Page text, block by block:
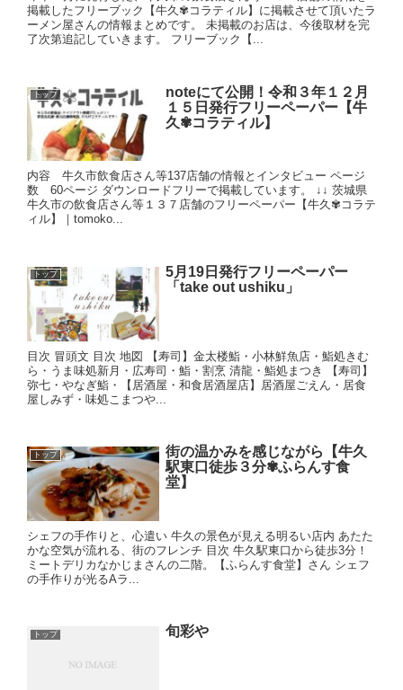
掲載したフリーブック【牛久✾コラティル】に掲載させて頂いたラ
ーメン屋さんの情報まとめです。 未掲載のお店は、今後取材を完
了次第追記していきます。 フリーブック【...
トップ
noteにて公開！令和３年１２月
１５日発行フリーペーパー【牛
久✾コラティル】
内容 牛久市飲食店さん等137店舗の情報とインタビュー ページ
数 60ページ ダウンロードフリーで掲載しています。 ↓↓ 茨城県
牛久市の飲食店さん等１３７店舗のフリーペーパー【牛久✾コラテ
ィル】｜tomoko...
トップ
5月19日発行フリーペーパー
「take out ushiku」
目次 冒頭文 目次 地図 【寿司】金太楼鮨・小林鮮魚店・鮨処きむ
ら・うま味処新月・広寿司・鮨・割烹 清龍・鮨処まつき 【寿司】
弥七・やなぎ鮨・【居酒屋・和食居酒屋店】居酒屋ごえん・居食
屋しみず・味処こまつや...
トップ
街の温かみを感じながら【牛久
駅東口徒歩３分✾ふらんす食
堂】
シェフの手作りと、心遣い 牛久の景色が見える明るい店内 あたた
かな空気が流れる、街のフレンチ 目次 牛久駅東口から徒歩3分！
ミートデリカなかじまさんの二階。【ふらんす食堂】さん シェフ
の手作りが光るAラ...
トップ 旬彩や